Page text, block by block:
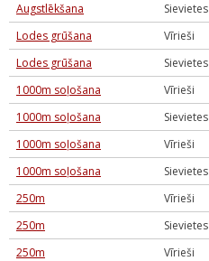
Augstlēkšana
Sievietes
Lodes grūšana
Vīrieši
Lodes grūšana
Sievietes
1000m soļošana
Vīrieši
1000m soļošana
Sievietes
1000m soļošana
Vīrieši
1000m soļošana
Sievietes
250m
Vīrieši
250m
Sievietes
250m
Vīrieši